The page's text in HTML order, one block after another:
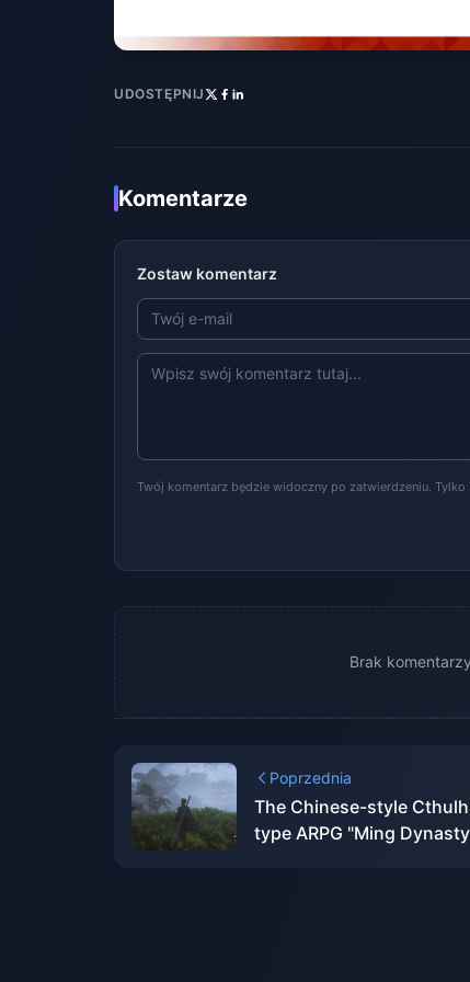
UDOSTĘPNIJ
Komentarze
Zostaw komentarz
Twój komentarz będzie widoczny po zatwierdzeniu.
Brak
Poprzednia
The Chinese-style
type ARPG "Ming